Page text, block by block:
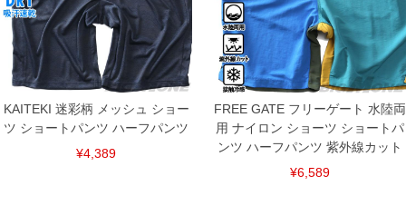
KAITEKI 迷彩柄 メッシュ ショー
ツ ショートパンツ ハーフパンツ
¥4,389
FREE GATE フリーゲート 水陸両
用 ナイロン ショーツ ショートパ
ンツ ハーフパンツ 紫外線カット
¥6,589